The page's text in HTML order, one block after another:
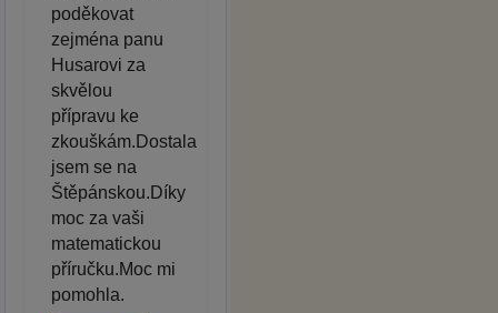
poděkovat
zejména panu
Husarovi za
skvělou
přípravu ke
zkouškám.Dostala
jsem se na
Štěpánskou.Díky
moc za vaši
matematickou
příručku.Moc mi
pomohla.